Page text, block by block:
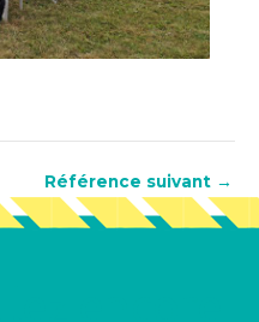
Référence suivant →